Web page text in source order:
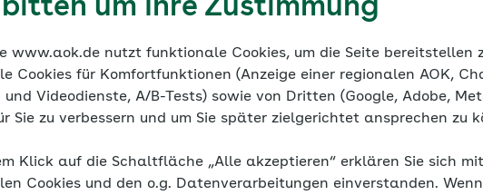
um Ihre Zustimmung
www.aok.de nutzt funktionale Cookies, um die Seite bereitstellen
Cookies für Komfortfunktionen (Anzeige einer regionalen AOK,
Videodienste, A/B-Tests) sowie von Dritten (Google, Adobe,
Sie zu verbessern und um Sie später zielgerichtet ansprechen zu
Klick auf die Schaltfläche „Alle akzeptieren“ erklären Sie sich
Cookies und den o.g. Datenverarbeitungen einverstanden.